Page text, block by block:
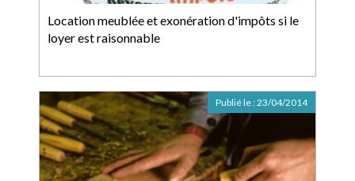
Location meublée et exonération d'impôts si le
loyer est raisonnable
Publié le :23/04/2014